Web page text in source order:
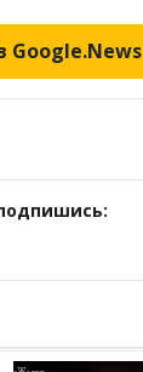
Google.News